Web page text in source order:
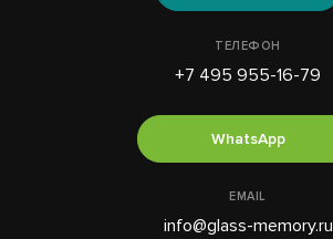
ТЕЛЕФОН
+7 495 955-16-79
WhatsApp
EMAIL
info@glass-memory.ru